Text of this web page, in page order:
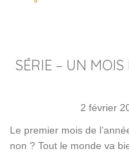
SÉRIE – UN
2 février
Le premier mois de
non ? Tout le monde va